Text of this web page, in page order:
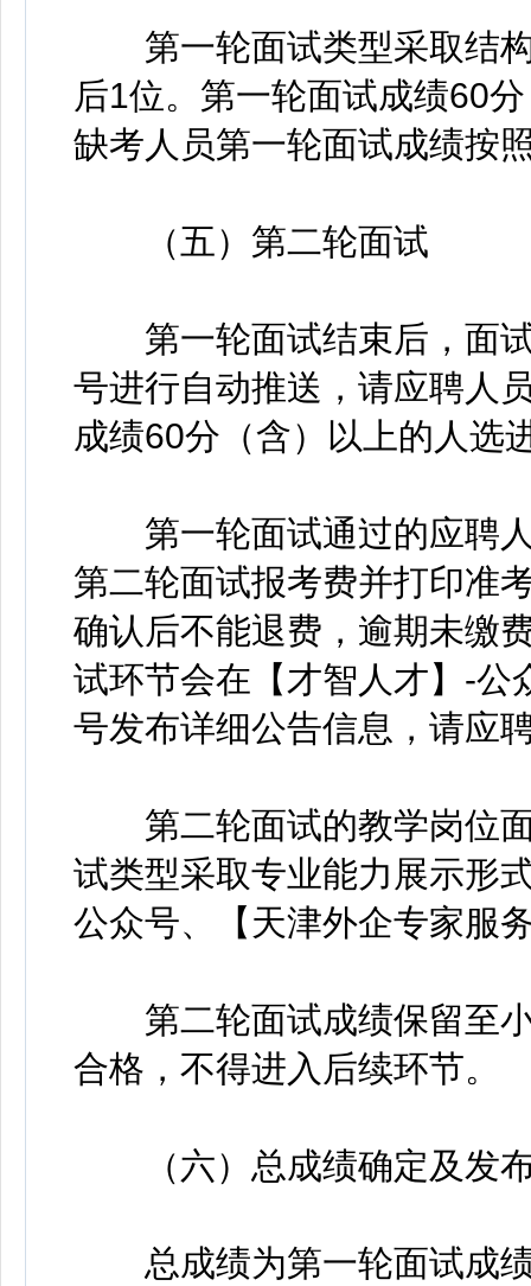
第一轮面试类型采取结构
后1位。第一轮面试成绩60
缺考人员第一轮面试成绩按
（五）第二轮面试
第一轮面试结束后，面试
号进行自动推送，请应聘人
成绩60分（含）以上的人选
第一轮面试通过的应聘人
第二轮面试报考费并打印准
确认后不能退费，逾期未缴
试环节会在【才智人才】-公
号发布详细公告信息，请应
第二轮面试的教学岗位面
试类型采取专业能力展示形
公众号、【天津外企专家服
第二轮面试成绩保留至小
合格，不得进入后续环节。
（六）总成绩确定及发
总成绩为第一轮面试成绩